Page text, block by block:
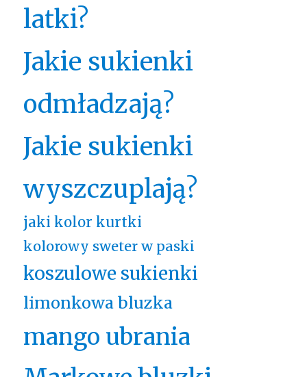
latki?
Jakie sukienki
odmładzają?
Jakie sukienki
wyszczuplają?
jaki kolor kurtki
kolorowy sweter w paski
koszulowe sukienki
limonkowa bluzka
mango ubrania